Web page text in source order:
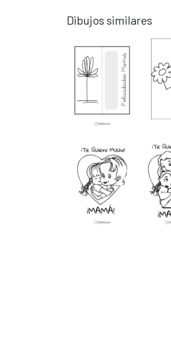
Dibujos similares